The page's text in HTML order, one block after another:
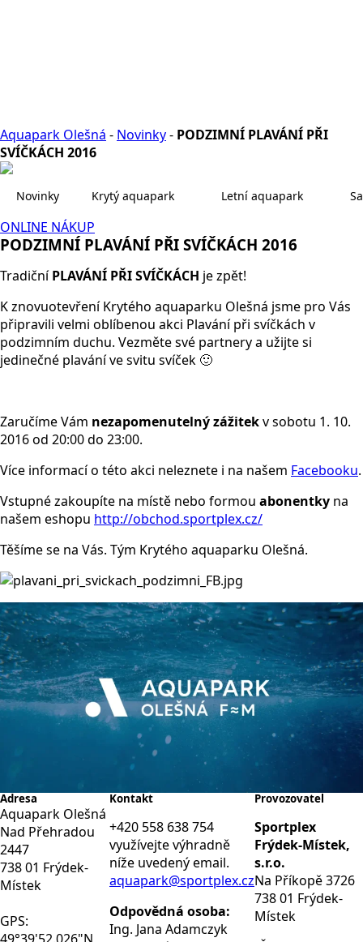
Aquapark Olešná - Novinky- PODZIMNÍ PLAVÁNÍ PŘI
SVÍČKÁCH 2016
Novinky Krytý aquapark Letní aquapark
ONLINE NÁKUP
PODZIMNÍ PLAVÁNÍ PŘI SVÍČKÁCH 2016
TradičníPLAVÁNÍ PŘI SVÍČKÁCH je zpět!
K znovuotevření Krytého aquaparku Olešná jsme pro Vás
připravili velmi oblíbenou akci Plavání při svíčkách v
podzimním duchu. Vezměte své partnery a užijte si
jedinečné plavání ve svitu svíček 🙂
Zaručíme Vám nezapomenutelný zážitekv sobotu 1. 10.
2016 od 20:00 do 23:00.
Více informací o této akci neleznete i na našem Facebooku.
Vstupné zakoupíte na místě nebo formou abonentky na
našem eshopu http://obchod.sportplex.cz/
Těšíme se na Vás. Tým Krytého aquaparku Olešná.
Adresa
Aquapark Olešná
Nad Přehradou
2447
738 01 Frýdek-
Místek
GPS:
Kontakt
+420 558 638 754
využívejte výhradně
níže uvedený email.
aquapark@sportplex.cz
Odpovědná osoba:
Ing. Jana Adamczyk
Provozovatel
Sportplex
Frýdek-Místek,
s.r.o.
Na Příkopě 3726
738 01 Frýdek-
Místek